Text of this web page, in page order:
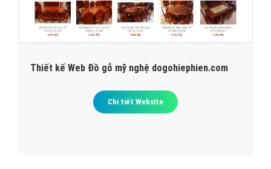
Thiết kế Web Đồ gỗ mỹ nghệ dogohiephien.com
Chi tiết Website